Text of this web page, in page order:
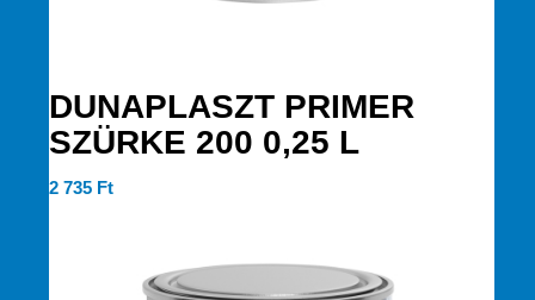
DUNAPLASZT PRIMER
SZÜRKE 200 0,25 L
2 735 Ft